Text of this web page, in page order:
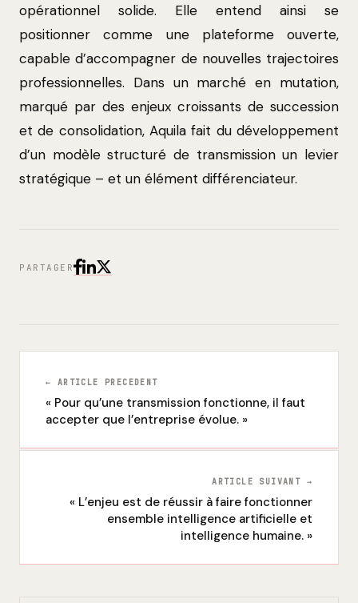
opérationnel solide. Elle entend ainsi se
positionner comme une plateforme ouverte,
capable d’accompagner de nouvelles trajectoires
professionnelles. Dans un marché en mutation,
marqué par des enjeux croissants de succession
et de consolidation, Aquila fait du développement
d’un modèle structuré de transmission un levier
stratégique – et un élément différenciateur.
PARTAGER
← ARTICLE PRECEDENT
« Pour qu’une transmission fonctionne, il faut
accepter que l’entreprise évolue. »
ARTICLE SUIVANT →
« L’enjeu est de réussir à faire fonctionner
ensemble intelligence artificielle et
intelligence humaine. »